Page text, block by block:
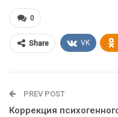
0
Share VK
PREV POST
Коррекция